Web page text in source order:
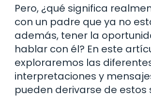
Pero, ¿qué significa
con un padre que ya no
además, tener la
hablar con él? En este
exploraremos las
interpretaciones y
pueden derivarse de estos